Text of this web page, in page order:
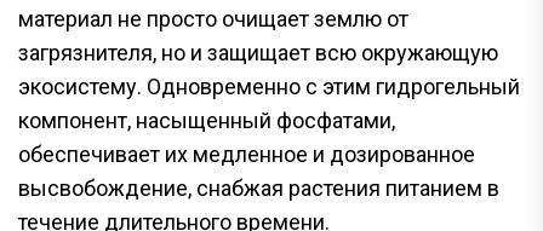
материал не просто очищает землю от
загрязнителя, но и защищает всю окружающую
экосистему. Одновременно с этим гидрогельный
компонент, насыщенный фосфатами,
обеспечивает их медленное и дозированное
высвобождение, снабжая растения питанием в
течение длительного времени.